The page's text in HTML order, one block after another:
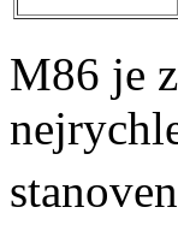
M86 je